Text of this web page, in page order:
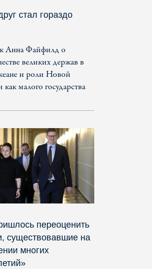
стал гораздо
Анна Файфилд о
великих держав в
и роли Новой
малого государства
переоценить
существовавшие на
многих